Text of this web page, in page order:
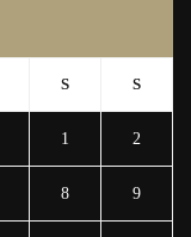
S S
1 2
8 9